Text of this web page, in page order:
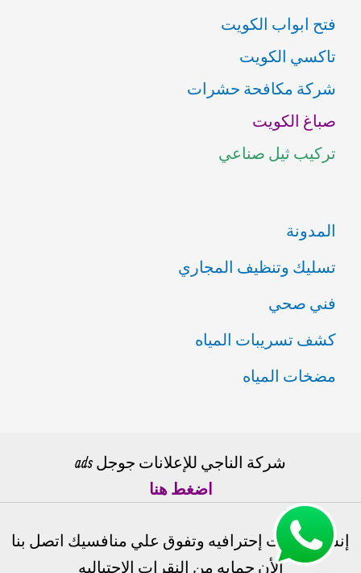
ح
ث
ع
ن
:
فتح ابواب الكويت
تاكسي الكويت
شركة مكافحة حشرات
صباغ الكويت
تركيب ثيل صناعي
المدونة
تسليك وتنظيف المجاري
فني صحي
كشف تسريبات المياه
مضخات المياه
شركة الناجي للإعلانات جوجل ads
اضغط هنا
إنشاء حملات إحترافيه وتفوق علي منافسيك اتصل بنا
الأن حمايه من النقرات الإحتياليه